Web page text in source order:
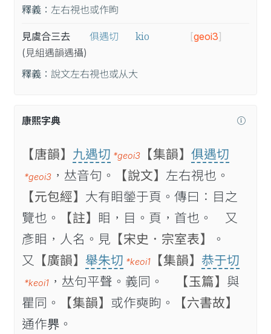
釋義： 左右視也或作眗
見虞合三去
(見組遇韻遇攝)
俱遇切 kio [geoi3]
釋義： 說文左右視也或从大
康熙字典
【唐韻】 九遇切 *geoi3 【集韻】 俱遇切
*geoi3 ，𠀤音句。 【說文】 左右視也。
【元包經】 大有䀠鎣于頁。傳曰：目之
覽也。
【註】 䀠，目。頁，首也。 又
彥䀠，人名。見 【宋史．宗室表】
。
又
【廣韻】 舉朱切 *keoi1 【集韻】 恭于切
*keoi1 ，𠀤句平聲。義同。 【玉篇】 與
瞿同。
【集韻】 或作奭眗。
【六書故】
通作𥉁。